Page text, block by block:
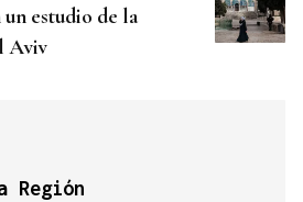
estudio de la
Aviv
Región